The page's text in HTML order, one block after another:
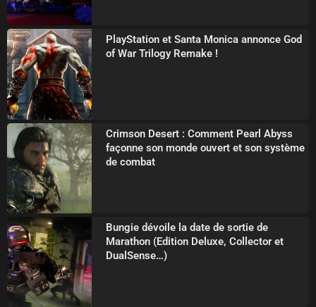
PlayStation et Santa Monica annonce God
of War Trilogy Remake !
Crimson Desert : Comment Pearl Abyss
façonne son monde ouvert et son système
de combat
Bungie dévoile la date de sortie de
Marathon (Edition Deluxe, Collector et
DualSense…)